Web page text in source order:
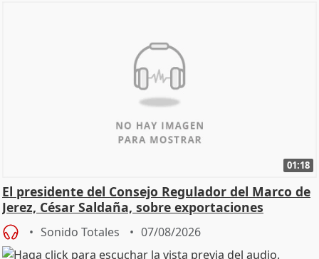
01:18
El presidente del Consejo Regulador del Marco de
Jerez, César Saldaña, sobre exportaciones
Sonido Totales 07/08/2026